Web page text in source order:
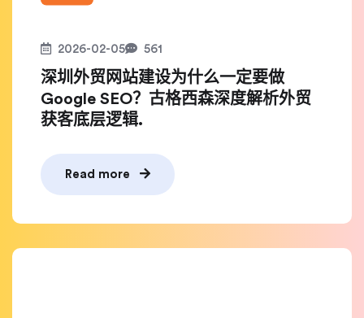
2026-02-05 561
深圳外贸网站建设为什么一定要做
Google SEO？古格西森深度解析外贸
获客底层逻辑.
Read more